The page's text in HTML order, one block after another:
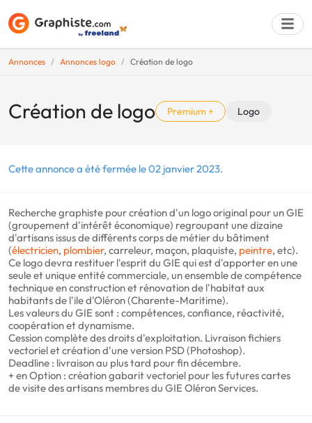
Annonces Annonces logo Création de logo
Création de logo Premium + Logo
Cette annonce a été fermée le 02 janvier 2023.
Recherche graphiste pour création d'un logo original pour un GIE
(groupement d'intérêt économique) regroupant une dizaine
d'artisans issus de différents corps de métier du bâtiment
(électricien, plombier, carreleur, maçon, plaquiste, peintre, etc).
Ce logo devra restituer l'esprit du GIE qui est d'apporter en une
seule et unique entité commerciale, un ensemble de compétence
technique en construction et rénovation de l'habitat aux
habitants de l'ile d'Oléron (Charente-Maritime).
Les valeurs du GIE sont : compétences, confiance, réactivité,
coopération et dynamisme.
Cession complète des droits d'exploitation. Livraison fichiers
vectoriel et création d'une version PSD (Photoshop).
Deadline : livraison au plus tard pour fin décembre.
+ en Option : création gabarit vectoriel pour les futures cartes
de visite des artisans membres du GIE Oléron Services.